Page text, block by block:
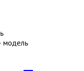
модель